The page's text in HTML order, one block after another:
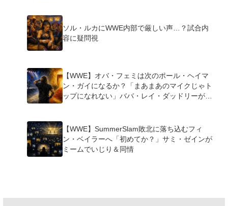
ソル・ルカにWWE内部で厳しい声…？試合内
容に疑問視
【WWE】オバ・フェミは次のポール・ヘイマ
ン・ガイになるか？「まあまあのマイクじゃト
ップになれない」ババ・レイ・ダッドリーが指
【WWE】SummerSlam敗北に落ち込むフィ
ン・ベイラーへ「初めてか？」サミ・ゼインが
ミームでいじり＆同情